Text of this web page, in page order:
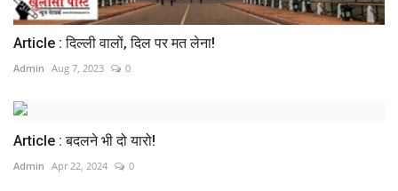
Article : दिल्ली वालों‚ दिल पर मत लेना!
Admin Aug 7, 2023 0
Article : बदलने भी दो यारो!
Admin Apr 22, 2024 0